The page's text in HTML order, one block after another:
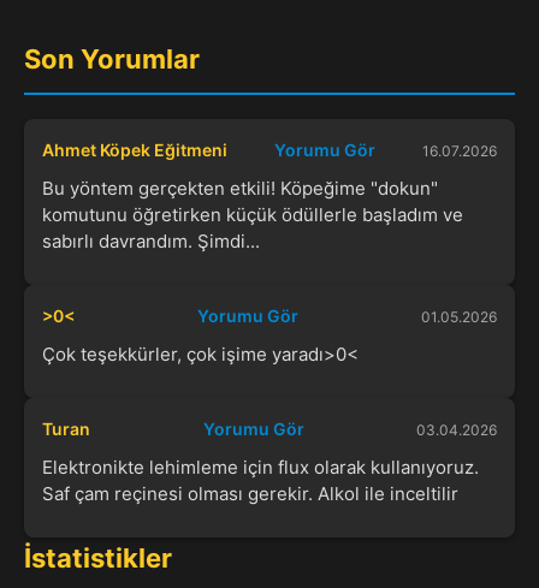
Son Yorumlar
Ahmet Köpek Eğitmeni Yorumu Gör 16.07.2026
Bu yöntem gerçekten etkili! Köpeğime "dokun"
komutunu öğretirken küçük ödüllerle başladım ve
sabırlı davrandım. Şimdi...
>0< Yorumu Gör 01.05.2026
Çok teşekkürler, çok işime yaradı>0<
Turan Yorumu Gör 03.04.2026
Elektronikte lehimleme için flux olarak kullanıyoruz.
Saf çam reçinesi olması gerekir. Alkol ile inceltilir
İstatistikler